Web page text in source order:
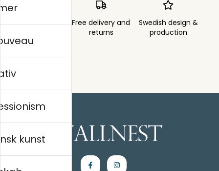
Order sent within Free delivery and
returns
Swedish design &
production
kunst